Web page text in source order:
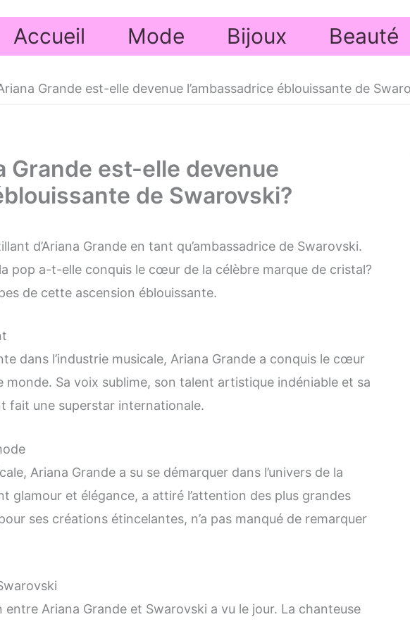
Accueil Mode Bijoux Beauté
Grande est-elle devenue l’ambassadrice éblouissante de
Grande est-elle devenue
de Swarovski?
d’Ariana Grande en tant qu’ambassadrice de Swarovski.
pop a-t-elle conquis le cœur de la célèbre marque de cristal?
de cette ascension éblouissante.
dans l’industrie musicale, Ariana Grande a conquis le cœur
monde. Sa voix sublime, son talent artistique indéniable et sa
fait une superstar internationale.
Ariana Grande a su se démarquer dans l’univers de la
glamour et élégance, a attiré l’attention des plus grandes
ses créations étincelantes, n’a pas manqué de remarquer
entre Ariana Grande et Swarovski a vu le jour. La chanteuse